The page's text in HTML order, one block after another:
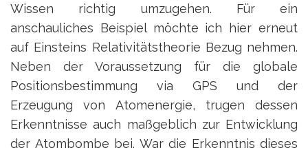
Wissen richtig umzugehen. Für ein
anschauliches Beispiel möchte ich hier erneut
auf Einsteins Relativitätstheorie Bezug nehmen.
Neben der Voraussetzung für die globale
Positionsbestimmung via GPS und der
Erzeugung von Atomenergie, trugen dessen
Erkenntnisse auch maßgeblich zur Entwicklung
der Atombombe bei. War die Erkenntnis dieses